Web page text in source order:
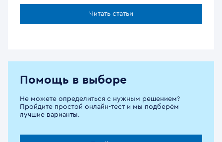
Читать статьи
Помощь в выборе
Не можете определиться с нужным решением?
Пройдите простой онлайн-тест и мы подберём
лучшие варианты.